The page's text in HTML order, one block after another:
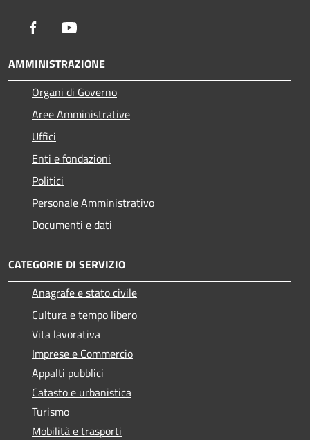
Facebook
AMMINISTRAZIONE
Organi di Governo
Aree Amministrative
Uffici
Enti e fondazioni
Politici
Personale Amministrativo
Documenti e dati
CATEGORIE DI SERVIZIO
Anagrafe e stato civile
Cultura e tempo libero
Vita lavorativa
Imprese e Commercio
Appalti pubblici
Catasto e urbanistica
Turismo
Mobilità e trasporti